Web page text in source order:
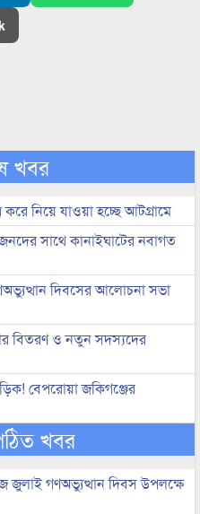
খবর
নিয়ে যাওয়া হচ্ছে আটগ্রামে
সাথে কানাইঘাটের নবাগত
দিবসের আলোচনা সভা
বিতরণ ও নতুন সদস্যদের
বেপরোয়া জকিগঞ্জের
খবর
গণঅভ্যুত্থান দিবস উপলক্ষে